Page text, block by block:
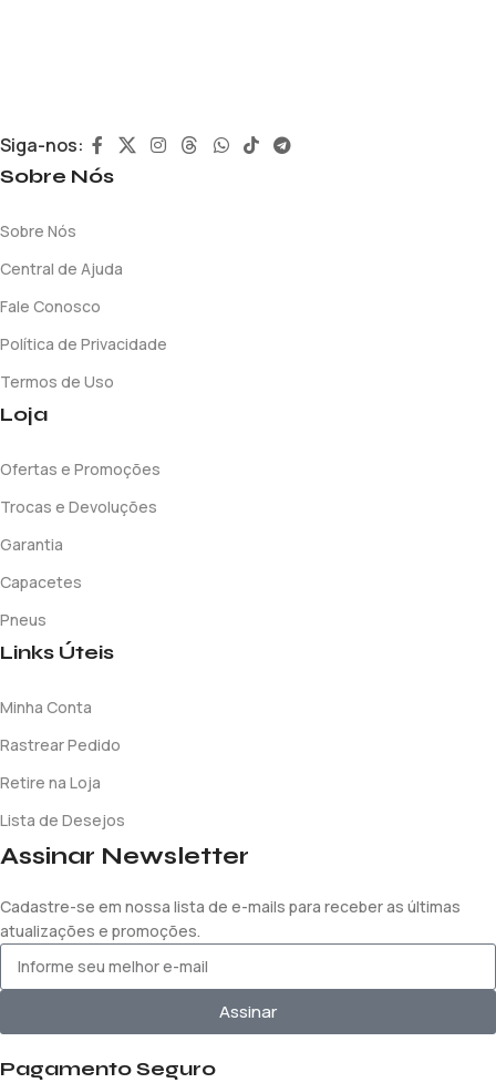
Siga-nos:
Sobre Nós
Sobre Nós
Central de Ajuda
Fale Conosco
Política de Privacidade
Termos de Uso
Loja
Ofertas e Promoções
Trocas e Devoluções
Garantia
Capacetes
Pneus
Links Úteis
Minha Conta
Rastrear Pedido
Retire na Loja
Lista de Desejos
Assinar Newsletter
Cadastre-se em nossa lista de e-mails para receber as últimas
atualizações e promoções.
Assinar
Pagamento Seguro